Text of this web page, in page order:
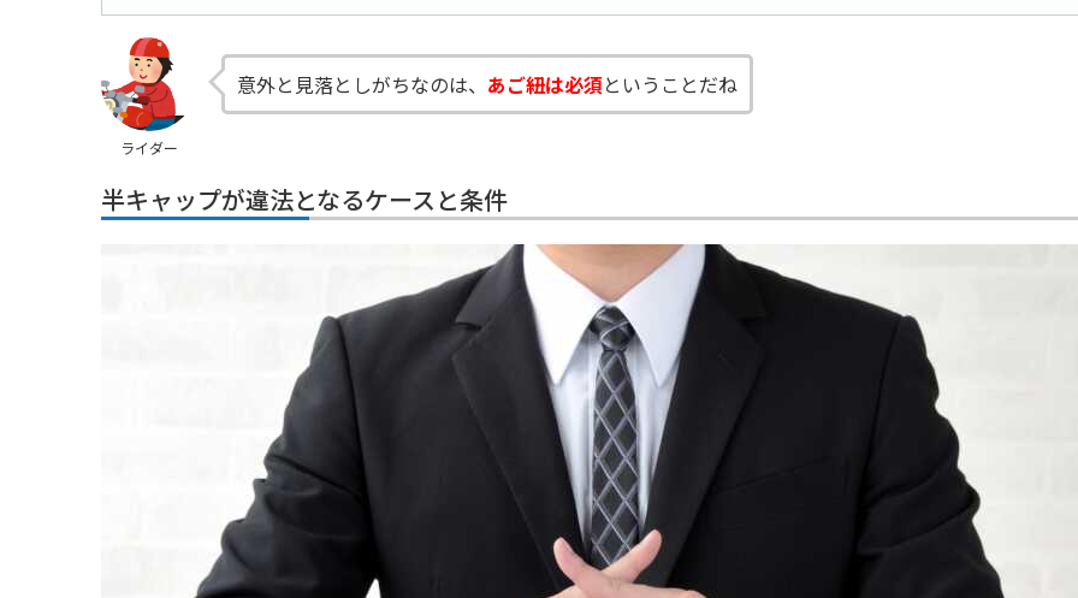
ライダー
意外と見落としがちなのは、 あご紐は必須ということだね
半キャップが違法となるケースと条件